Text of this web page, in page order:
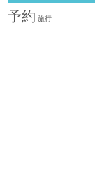
予約 旅行